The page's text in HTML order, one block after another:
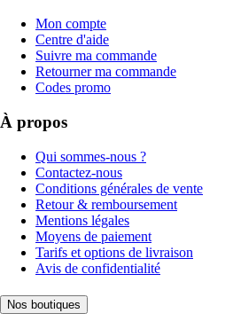
Mon compte
Centre d'aide
Suivre ma commande
Retourner ma commande
Codes promo
À propos
Qui sommes-nous ?
Contactez-nous
Conditions générales de vente
Retour & remboursement
Mentions légales
Moyens de paiement
Tarifs et options de livraison
Avis de confidentialité
Nos boutiques